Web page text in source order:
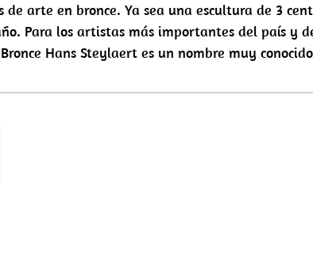
de arte en bronce. Ya sea una escultura de 3
Para los artistas más importantes del país y
Hans Steylaert es un nombre muy